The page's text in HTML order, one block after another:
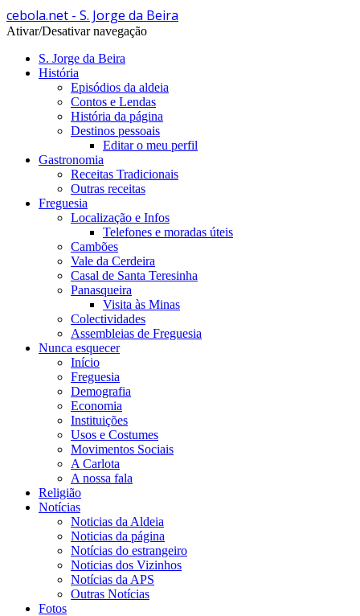
cebola.net - S. Jorge da Beira
Ativar/Desativar navegação
S. Jorge da Beira
História
Episódios da aldeia
Contos e Lendas
História da página
Destinos pessoais
Editar o meu perfil
Gastronomia
Receitas Tradicionais
Outras receitas
Freguesia
Localização e Infos
Telefones e moradas úteis
Cambões
Vale da Cerdeira
Casal de Santa Teresinha
Panasqueira
Visita às Minas
Colectividades
Assembleias de Freguesia
Nunca esquecer
Início
Freguesia
Demografia
Economia
Instituições
Usos e Costumes
Movimentos Sociais
A Carlota
A nossa fala
Religião
Notícias
Noticias da Aldeia
Noticias da página
Notícias do estrangeiro
Noticias dos Vizinhos
Notícias da APS
Outras Notícias
Fotos